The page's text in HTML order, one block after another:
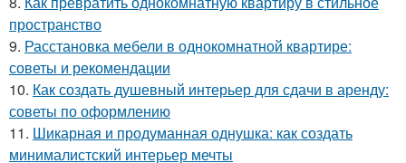
пространство
9. Расстановка мебели в однокомнатной квартире:
советы и рекомендации
10. Как создать душевный интерьер для сдачи в аренду:
советы по оформлению
11. Шикарная и продуманная однушка: как создать
минималистский интерьер мечты